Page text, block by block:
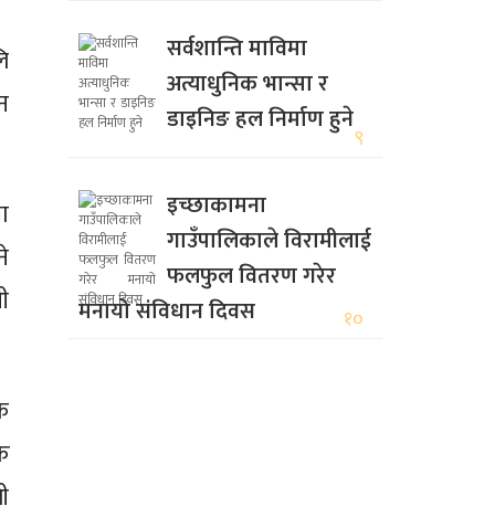
सर्वशान्ति माविमा
अत्याधुनिक भान्सा र
डाइनिङ हल निर्माण हुने९
इच्छाकामना
गाउँपालिकाले विरामीलाई
फलफुल वितरण गरेर
मनायो संविधान दिवस
१०